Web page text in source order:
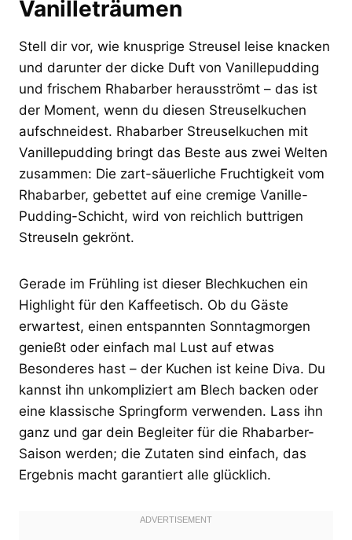
Vanilleträumen
Stell dir vor, wie knusprige Streusel leise knacken
und darunter der dicke Duft von Vanillepudding
und frischem Rhabarber herausströmt – das ist
der Moment, wenn du diesen Streuselkuchen
aufschneidest. Rhabarber Streuselkuchen mit
Vanillepudding bringt das Beste aus zwei Welten
zusammen: Die zart-säuerliche Fruchtigkeit vom
Rhabarber, gebettet auf eine cremige Vanille-
Pudding-Schicht, wird von reichlich buttrigen
Streuseln gekrönt.
Gerade im Frühling ist dieser Blechkuchen ein
Highlight für den Kaffeetisch. Ob du Gäste
erwartest, einen entspannten Sonntagmorgen
genießt oder einfach mal Lust auf etwas
Besonderes hast – der Kuchen ist keine Diva. Du
kannst ihn unkompliziert am Blech backen oder
eine klassische Springform verwenden. Lass ihn
ganz und gar dein Begleiter für die Rhabarber-
Saison werden; die Zutaten sind einfach, das
Ergebnis macht garantiert alle glücklich.